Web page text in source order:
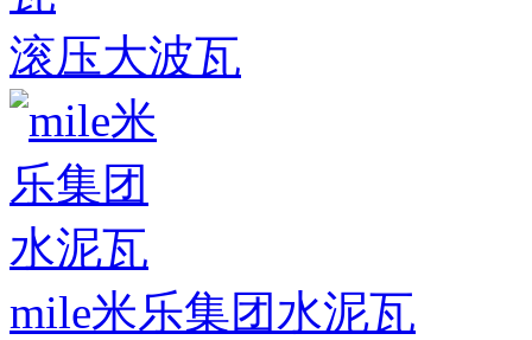
滚压大波瓦
mile米乐集团水泥瓦